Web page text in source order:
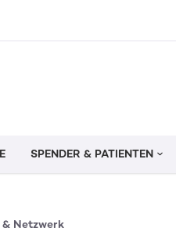
SPENDER & PATIENTEN
Netzwerk